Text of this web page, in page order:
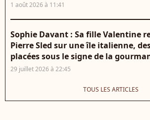
1 août 2026 à 11:41
Sophie Davant : Sa fille Valentine
Pierre Sled sur une île italienne,
placées sous le signe de la
29 juillet 2026 à 22:45
TOUS LES ARTICLES